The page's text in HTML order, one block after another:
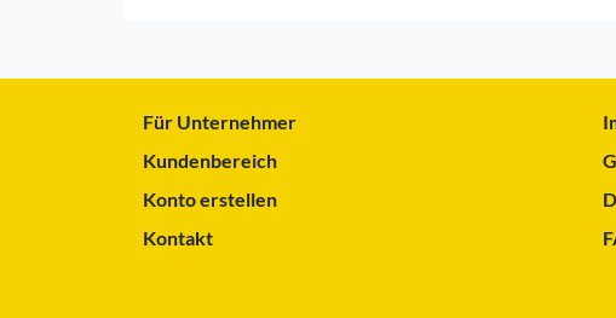
Für Unternehmer
Kundenbereich
Konto erstellen
Kontakt